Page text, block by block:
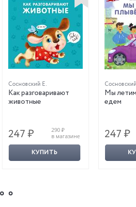
Сосновский Е.
Как разговаривают
животные
247 ₽
290 ₽
в магазине
КУПИТЬ
Мы
едем
247 ₽